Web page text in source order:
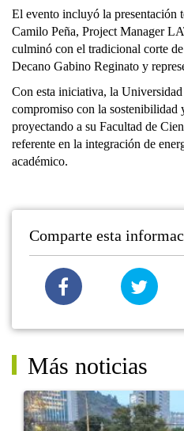
El evento incluyó la presentación
Camilo Peña, Project Manager
culminó con el tradicional corte
Decano Gabino Reginato y
Con esta iniciativa, la
compromiso con la sostenibilidad
proyectando a su Facultad de
referente en la integración de
académico.
Comparte esta
Más noticias